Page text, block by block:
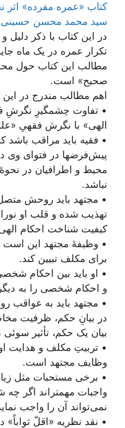
کتاب «عمره مفرده» اثر
سید محمد محسن
در این کتاب با ذکر دلیل
تکرار عمره در یک ماه
مطالب این کتاب حول
صحیح» است.
اهم مطالب مندرج در این
• تفاوت چشمگیرِ نگرشِ
الهی» با نگرش فقهیِ
• فقیه باید مراقب
پیش‌فرضها در فتوای وی
محیط و اطرافیان در نحوۀ
نباشد.
• مجتهد باید روحش
تهذیب شده و قلب او
کیفیت شناخت احکام
• وظیفۀ مجتهد این است
برای مکلف تبیین کند.
• او باید بین احکام
و احکام شخصی را به
• مجتهد باید به عواقب
در بیانِ حکم، ظرفیت
بیان یک حکم، تأثیر
• تربیتِ مکلف و هدایت
وظایف مجتهد است.
• برخی مستحبات مثل
واجبات مهمتر‌اند اگر
نمی‌تواند آن را واجب
• نقد نظریه «اقلّ